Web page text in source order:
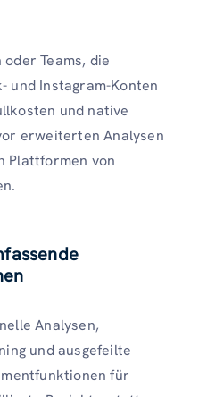
Teams, die
und Instagram-Konten
und native
erweiterten Analysen
Plattformen von
Analysen,
und ausgefeilte
für